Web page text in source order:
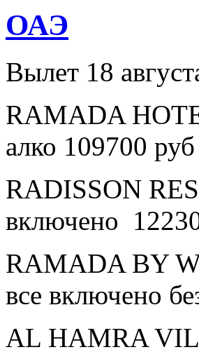
ОАЭ
Вылет 18
RAMADA
алко 109700 руб
RADISSON
включено
RAMADA BY
все включено
AL HAMRA